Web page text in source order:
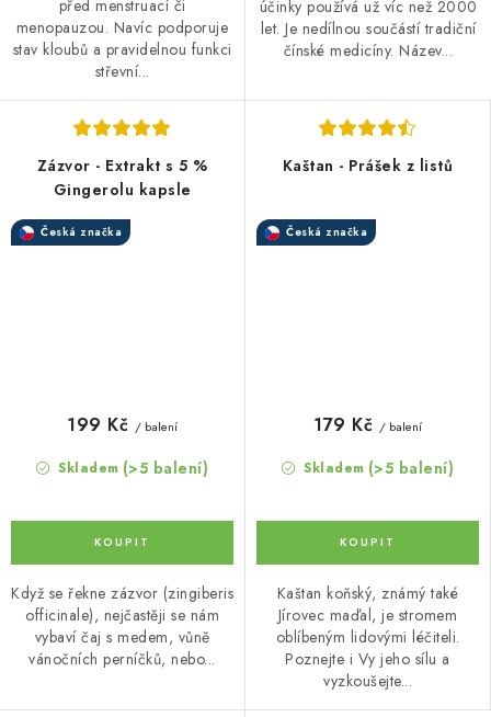
před menstruací či
menopauzou. Navíc podporuje
stav kloubů a pravidelnou funkci
střevní...
účinky používá už víc než 2000
let. Je nedílnou součástí tradiční
čínské medicíny. Název...
Zázvor - Extrakt s 5 %
Gingerolu kapsle
Česká značka
Skladem (>5 balení)
199 Kč / balení
Když se řekne zázvor (zingiberis
officinale), nejčastěji se nám
vybaví čaj s medem, vůně
vánočních perníčků, nebo...
Kaštan - Prášek z listů
Česká značka
Skladem (>5 balení)
179 Kč / balení
Kaštan koňský, známý také
Jírovec maďal, je stromem
oblíbeným lidovými léčiteli.
Poznejte i Vy jeho sílu a
vyzkoušejte...